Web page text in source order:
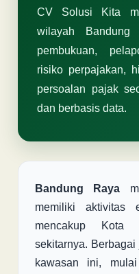
CV Solusi Kita
wilayah Bandung
pembukuan,
risiko perpajakan,
persoalan pajak
dan berbasis data.
Bandung Raya
memiliki aktivitas
mencakup Kota
sekitarnya.
kawasan ini,